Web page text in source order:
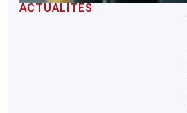
ACTUALITÉS